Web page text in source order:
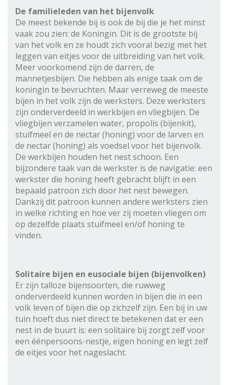
De familieleden van het bijenvolk
De meest bekende bij is ook de bij die je het minst
vaak zou zien: de Koningin. Dit is de grootste bij
van het volk en ze houdt zich vooral bezig met het
leggen van eitjes voor de uitbreiding van het volk.
Meer voorkomend zijn de darren, de
mannetjesbijen. Die hebben als enige taak om de
koningin te bevruchten. Maar verreweg de meeste
bijen in het volk zijn de werksters. Deze werksters
zijn onderverdeeld in werkbijen en vliegbijen. De
vliegbijen verzamelen water, propolis (bijenkit),
stuifmeel en de nectar (honing) voor de larven en
de nectar (honing) als voedsel voor het bijenvolk.
De werkbijen houden het nest schoon. Een
bijzondere taak van de werkster is de navigatie: een
werkster die honing heeft gebracht blijft in een
bepaald patroon zich door het nest bewegen.
Dankzij dit patroon kunnen andere werksters zien
in welke richting en hoe ver zij moeten vliegen om
op dezelfde plaats stuifmeel en/of honing te
vinden.
Solitaire bijen en eusociale bijen (bijenvolken)
Er zijn talloze bijensoorten, die ruwweg
onderverdeeld kunnen worden in bijen die in een
volk leven of bijen die op zichzelf zijn. Een bij in uw
tuin hoeft dus niet direct te betekenen dat er een
nest in de buurt is: een solitaire bij zorgt zelf voor
een éénpersoons-nestje, eigen honing en legt zelf
de eitjes voor het nageslacht.